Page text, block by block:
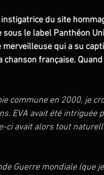
du site
le label Panthéon
qui a su
française. Quand
commune en 2000, je
EVA avait été intriguée
ci avait alors tout
Guerre mondiale (que